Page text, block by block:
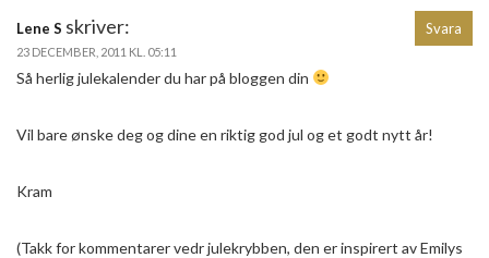
Lene S skriver:
23 DECEMBER, 2011 KL. 05:11
Så herlig julekalender du har på bloggen din
Vil bare ønske deg og dine en riktig god jul og et godt nytt år!
Kram
(Takk for kommentarer vedr julekrybben, den er inspirert av Emilys
Svara